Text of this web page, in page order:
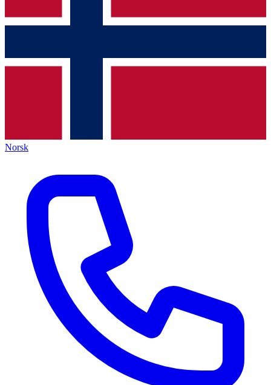
Norsk